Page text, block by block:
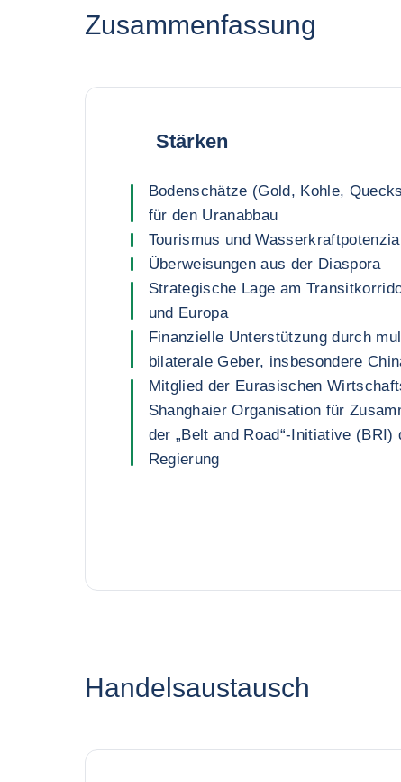
Zusammenfassung
Stärken
Bodenschätze (Gold, Kohle,
für den Uranabbau
Tourismus und
Überweisungen aus der Diaspora
Strategische Lage am
und Europa
Finanzielle Unterstützung durch
bilaterale Geber, insbesondere
Mitglied der Eurasischen
Shanghaier Organisation für
der „Belt and Road“-Initiative
Regierung
Handelsaustausch